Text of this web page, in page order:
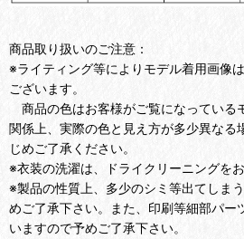
商品取り扱いのご注意：
※ライティング等によりモデル着用画像
ございます。
商品の色はお客様がご覧になっている
関係上、実際の色と見え方が多少異なる
じめご了承ください。
※衣装の洗濯は、ドライクリーニングを
※製品の性質上、多少のシミ等出てしま
めご了承下さい。また、印刷等細部パー
いますので予めご了承下さい。